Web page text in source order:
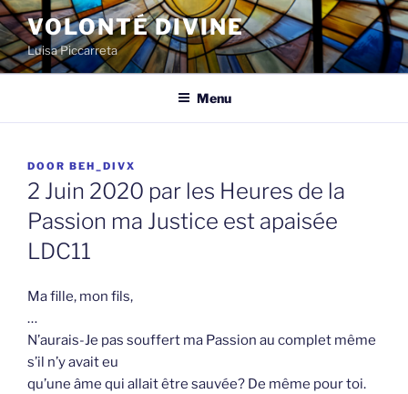
Spring
naar
de
inhoud
VOLONTÉ DIVINE
Luisa Piccarreta
Menu
GEPLAATST
OP
DOOR BEH_DIVX
2 Juin 2020 par les Heures de la
Passion ma Justice est apaisée
LDC11
Ma fille, mon fils,
…
N’aurais-Je pas souffert ma Passion au complet même
s’il n’y avait eu
qu’une âme qui allait être sauvée? De même pour toi.